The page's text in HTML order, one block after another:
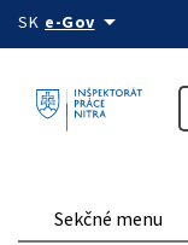
Preskočiť na obsah
SK e-Govarrow_drop_down
Sekčné menu